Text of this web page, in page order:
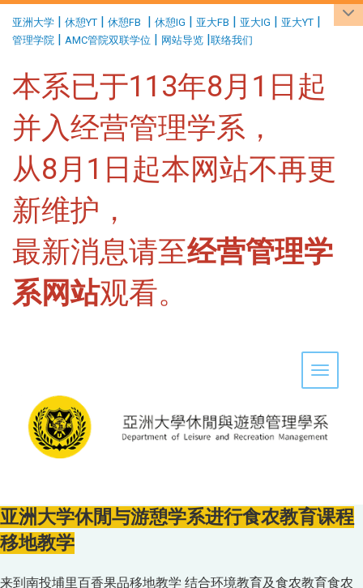
亚洲大学 | 休憩YT | 休憩FB | 休憩IG | 亚大FB | 亚大IG | 亚大YT |
管理学院 | AMC管院双联学位 | 网站导览 |联络我们
本系已于113年8月1日起
并入经营管理学系，
从8月1日起本网站不再更
新维护，
最新消息请至经营管理学
系网站观看。
Toggle
亚洲大学休閒与游憩学系进行食农教育课程
移地教学
来到南投埔里百香果品移地教学 结合环境教育及食农教育食农